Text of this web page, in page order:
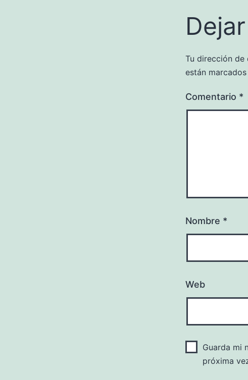
Tu dirección de
están
Comentario *
Nombre *
Web
Guarda mi
próxima